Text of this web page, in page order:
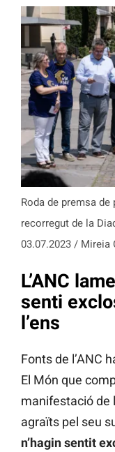
Roda de premsa
recorregut de la
03.07.2023 / Mireia
L’ANC
senti
l’ens
Fonts de l’ANC
El Món que
manifestació de
agraïts pel seu
n’hagin sentit